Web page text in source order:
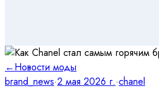
←Новости моды
brand_news·2 мая 2026 г.·chanel